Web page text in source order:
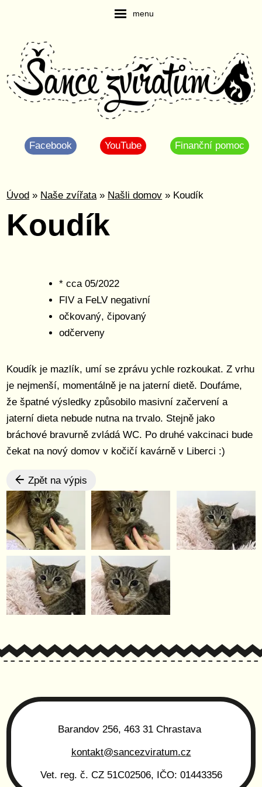
menu
Facebook YouTube Finanční pomoc
Úvod » Naše zvířata» Našli domov » Koudík
Koudík
Koudík je mazlík, umí se zprávu ychle rozkoukat. Z vrhu
je nejmenší, momentálně je na jaterní dietě. Doufáme,
že špatné výsledky způsobilo masivní začervení a
jaterní dieta nebude nutna na trvalo. Stejně jako
bráchové bravurně zvládá WC. Po druhé vakcinaci bude
čekat na nový domov v kočičí kavárně v Liberci :)
Zpět na výpis
* cca 05/2022
FIV a FeLV negativní
očkovaný, čipovaný
odčerveny
Barandov 256, 463 31 Chrastava
kontakt@sancezviratum.cz
Vet. reg. č. CZ 51C02506, IČO: 01443356